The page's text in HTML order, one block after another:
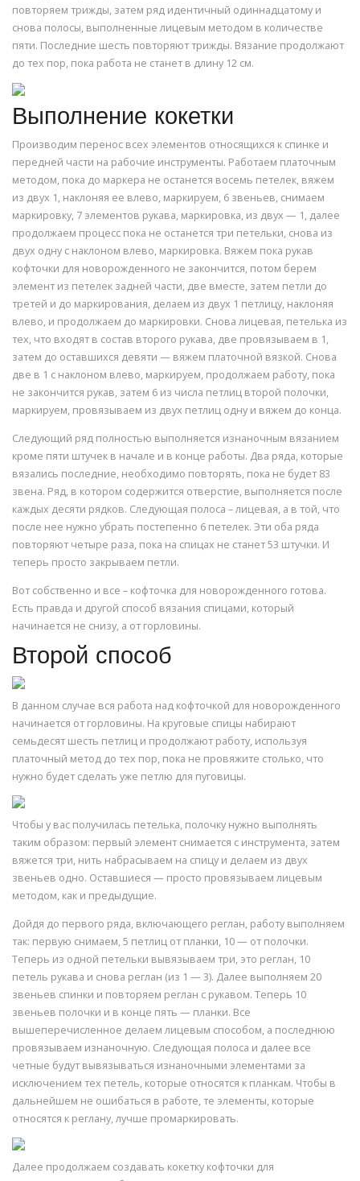
повторяем трижды, затем ряд идентичный одиннадцатому и
снова полосы, выполненные лицевым методом в количестве
пяти. Последние шесть повторяют трижды. Вязание продолжают
до тех пор, пока работа не станет в длину 12 см.
Выполнение кокетки
Производим перенос всех элементов относящихся к спинке и
передней части на рабочие инструменты. Работаем платочным
методом, пока до маркера не останется восемь петелек, вяжем
из двух 1, наклоняя ее влево, маркируем, 6 звеньев, снимаем
маркировку, 7 элементов рукава, маркировка, из двух — 1, далее
продолжаем процесс пока не останется три петельки, снова из
двух одну с наклоном влево, маркировка. Вяжем пока рукав
кофточки для новорожденного не закончится, потом берем
элемент из петелек задней части, две вместе, затем петли до
третей и до маркирования, делаем из двух 1 петлицу, наклоняя
влево, и продолжаем до маркировки. Снова лицевая, петелька из
тех, что входят в состав второго рукава, две провязываем в 1,
затем до оставшихся девяти — вяжем платочной вязкой. Снова
две в 1 с наклоном влево, маркируем, продолжаем работу, пока
не закончится рукав, затем 6 из числа петлиц второй полочки,
маркируем, провязываем из двух петлиц одну и вяжем до конца.
Следующий ряд полностью выполняется изнаночным вязанием
кроме пяти штучек в начале и в конце работы. Два ряда, которые
вязались последние, необходимо повторять, пока не будет 83
звена. Ряд, в котором содержится отверстие, выполняется после
каждых десяти рядков. Следующая полоса – лицевая, а в той, что
после нее нужно убрать постепенно 6 петелек. Эти оба ряда
повторяют четыре раза, пока на спицах не станет 53 штучки. И
теперь просто закрываем петли.
Вот собственно и все – кофточка для новорожденного готова.
Есть правда и другой способ вязания спицами, который
начинается не снизу, а от горловины.
Второй способ
В данном случае вся работа над кофточкой для новорожденного
начинается от горловины. На круговые спицы набирают
семьдесят шесть петлиц и продолжают работу, используя
платочный метод до тех пор, пока не провяжите столько, что
нужно будет сделать уже петлю для пуговицы.
Чтобы у вас получилась петелька, полочку нужно выполнять
таким образом: первый элемент снимается с инструмента, затем
вяжется три, нить набрасываем на спицу и делаем из двух
звеньев одно. Оставшиеся — просто провязываем лицевым
методом, как и предыдущие.
Дойдя до первого ряда, включающего реглан, работу выполняем
так: первую снимаем, 5 петлиц от планки, 10 — от полочки.
Теперь из одной петельки вывязываем три, это реглан, 10
петель рукава и снова реглан (из 1 — 3). Далее выполняем 20
звеньев спинки и повторяем реглан с рукавом. Теперь 10
звеньев полочки и в конце пять — планки. Все
вышеперечисленное делаем лицевым способом, а последнюю
провязываем изнаночную. Следующая полоса и далее все
четные будут вывязываться изнаночными элементами за
исключением тех петель, которые относятся к планкам. Чтобы в
дальнейшем не ошибаться в работе, те элементы, которые
относятся к реглану, лучше промаркировать.
Далее продолжаем создавать кокетку кофточки для